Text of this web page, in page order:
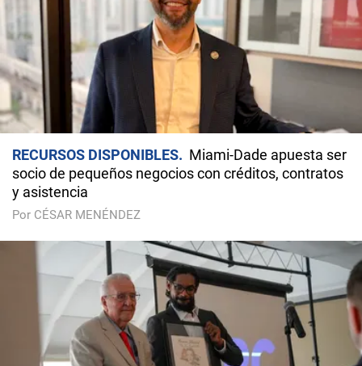
RECURSOS DISPONIBLES
Miami-Dade apuesta ser
socio de pequeños negocios con créditos, contratos
y asistencia
Por CÉSAR MENÉNDEZ